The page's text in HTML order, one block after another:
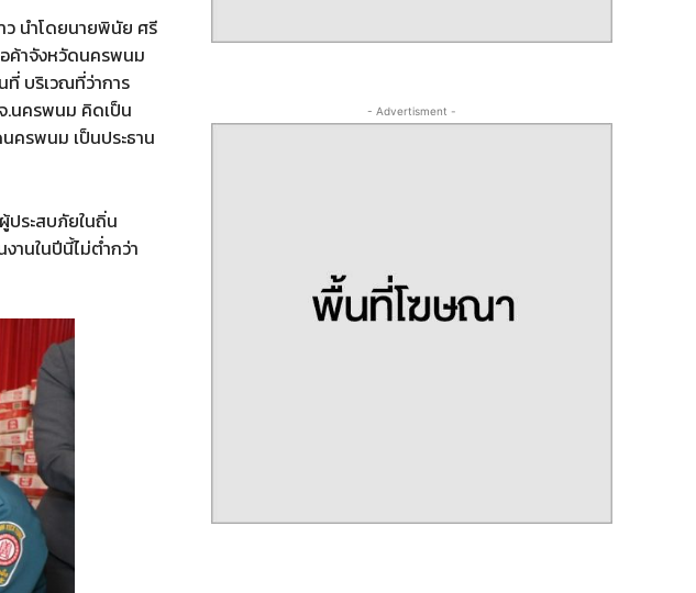
ว นำโดยนายพินัย ศรี
ค้าจังหวัดนครพนม
บริเวณที่ว่าการ
.นครพนม คิดเป็น
ครพนม เป็นประธาน
ประสบภัยในถิ่น
านในปีนี้ไม่ต่ำกว่า
- Advertisment -